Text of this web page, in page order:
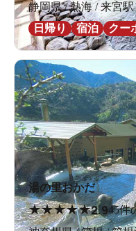
静岡県 / 熱海 / 来宮駅
日帰り
宿泊 クー
湯の里おかだ
★★★★★2.945件